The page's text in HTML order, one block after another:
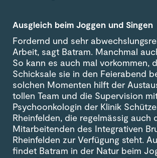
Ausgleich beim Joggen und Singen
Fordernd und sehr
Arbeit, sagt Batram. Manchmal
So kann es auch mal vorkommen,
Schicksale sie in den Feierabend
solchen Momenten hilft der
tollen Team und die Supervision
Psychoonkologin der Klinik
Rheinfelden, die regelmässig auch
Mitarbeitenden des Integrativen
Rheinfelden zur Verfügung steht.
findet Batram in der Natur beim